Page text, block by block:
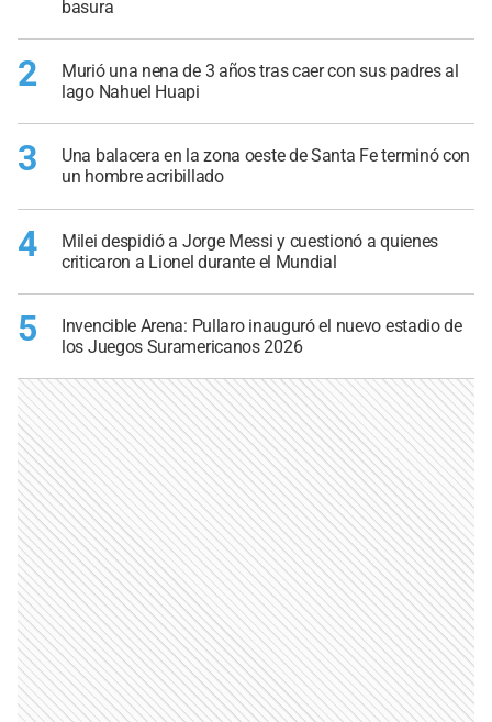
basura
2
Murió una nena de 3 años tras caer con sus padres al
lago Nahuel Huapi
3
Una balacera en la zona oeste de Santa Fe terminó con
un hombre acribillado
4
Milei despidió a Jorge Messi y cuestionó a quienes
criticaron a Lionel durante el Mundial
5
Invencible Arena: Pullaro inauguró el nuevo estadio de
los Juegos Suramericanos 2026